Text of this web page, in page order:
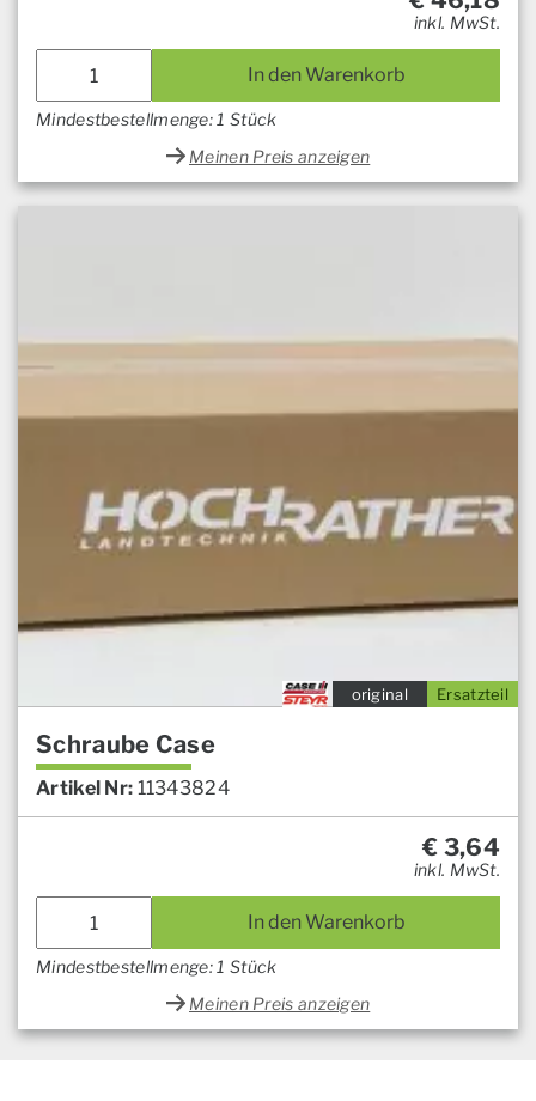
inkl. MwSt.
In den Warenkorb
Mindestbestellmenge: 1 Stück
Meinen Preis anzeigen
Ersatzteil
original
Schraube Case
Artikel Nr: 11343824
€ 3,64
inkl. MwSt.
In den Warenkorb
Mindestbestellmenge: 1 Stück
Meinen Preis anzeigen